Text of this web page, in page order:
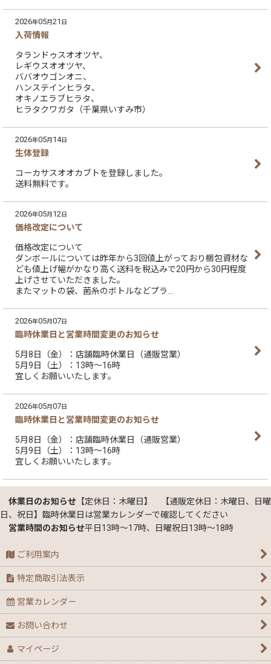
2026年05月21 日
入荷情報
タランドゥスオオツヤ、
レギウスオオツヤ、
ババオウゴンオニ、
ハンステインヒラタ、
オキノエラブヒラタ、
ヒラタクワガタ（千葉県いすみ市）
2026年05月 14日
生体登録
コーカサスオオカブトを登録しました。
送料無料です。
2026年05月 12日
価格改定について
価格改定について
ダンボールについては昨年から3回値上がっており梱包資材な
ども値上げ幅がかなり高く送料を税込みで20円から30円程度
上げさせていただきました。
またマットの袋、菌糸のボトルなどプラ…
2026年05月07日
臨時休業日と営業時間変更のお知らせ
5月8日（金）：店舗臨時休業日（通販営業）
5月9日（土）：13時～16時
宜しくお願いいたします。
2026年05月07日
臨時休業日と営業時間変更のお知らせ
5月8日（金）：店舗臨時休業日（通販営業）
5月9日（土）：13時～16時
宜しくお願いいたします。
休業日のお知らせ 【定休日：木曜日】 【通販定休日：木曜日、日曜
日、祝日】臨時休業日は営業カレンダーで確認してください
営業時間のお知らせ平日13時～17時、日曜祝日13時～18時
ご利用案内
特定商取引法表示
営業カレンダー
お問い合わせ
マイページ